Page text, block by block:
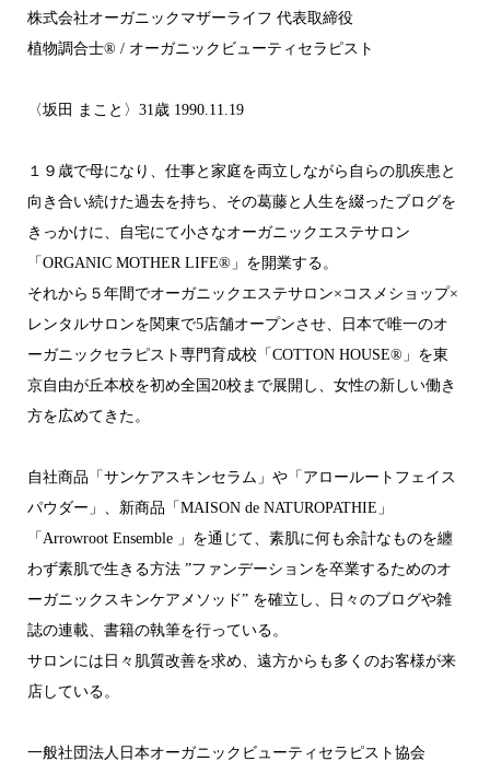
株式会社オーガニックマザーライフ 代表取締役
植物調合士®︎ / オーガニックビューティセラピスト
〈坂田 まこと〉31歳 1990.11.19
１９歳で母になり、仕事と家庭を両立しながら自らの肌疾患と
向き合い続けた過去を持ち、その葛藤と人生を綴ったブログを
きっかけに、自宅にて小さなオーガニックエステサロン
「ORGANIC MOTHER LIFE®︎」を開業する。
それから５年間でオーガニックエステサロン×コスメショップ×
レンタルサロンを関東で5店舗オープンさせ、日本で唯一のオ
ーガニックセラピスト専門育成校「COTTON HOUSE®︎」を東
京自由が丘本校を初め全国20校まで展開し、女性の新しい働き
方を広めてきた。
自社商品「サンケアスキンセラム」や「アロールートフェイス
パウダー」、新商品「MAISON de NATUROPATHIE」
「Arrowroot Ensemble 」を通じて、素肌に何も余計なものを纏
わず素肌で生きる方法 ”ファンデーションを卒業するためのオ
ーガニックスキンケアメソッド” を確立し、日々のブログや雑
誌の連載、書籍の執筆を行っている。
サロンには日々肌質改善を求め、遠方からも多くのお客様が来
店している。
一般社団法人日本オーガニックビューティセラピスト協会